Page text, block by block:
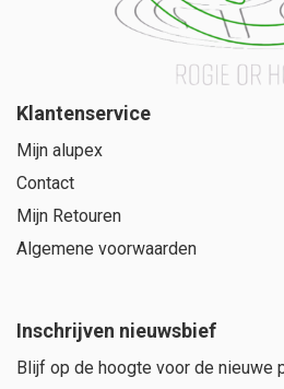
Klantenservice
Mijn alupex
Contact
Mijn Retouren
Algemene voorwaarden
Inschrijven nieuwsbief
Blijf op de hoogte voor de nieuwe